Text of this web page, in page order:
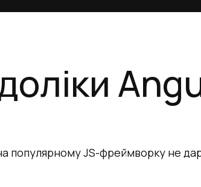
популярному JS-фреймворку не